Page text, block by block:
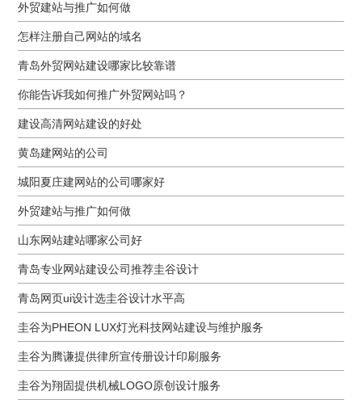
外贸建站与推广如何做
怎样注册自己网站的域名
青岛外贸网站建设哪家比较靠谱
你能告诉我如何推广外贸网站吗？
建设高清网站建设的好处
黄岛建网站的公司
城阳夏庄建网站的公司哪家好
外贸建站与推广如何做
山东网站建站哪家公司好
青岛专业网站建设公司推荐圭谷设计
青岛网页ui设计选圭谷设计水平高
圭谷为PHEON LUX灯光科技网站建设与维护服务
圭谷为腾谦提供律所宣传册设计印刷服务
圭谷为翔固提供机械LOGO原创设计服务